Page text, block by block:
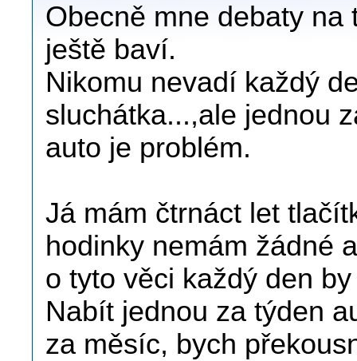
Obecně mne debaty
ještě baví.
Nikomu nevadí každý
sluchátka...,ale jednou
auto je problém.
Já mám čtrnáct let
hodinky nemám žádné
o tyto věci každý den
Nabít jednou za týden
za měsíc, bych